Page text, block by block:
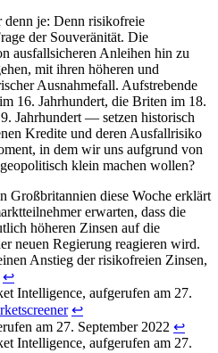
je: Denn risikofreie
der Souveränität. Die
ausfallsicheren Anleihen hin zu
mit ihren höheren und
Ausnahmefall. Aufstrebende
16. Jahrhundert, die Briten im 18.
Jahrhundert — setzen historisch
Kredite und deren Ausfallrisiko
in dem wir uns aufgrund von
klein machen wollen?
Großbritannien diese Woche erklärt
erwarten, dass die
höheren Zinsen auf die
neuen Regierung reagieren wird.
Anstieg der risikofreien Zinsen,
↩
Intelligence, aufgerufen am 27.
↩
am 27. September 2022 ↩
Intelligence, aufgerufen am 27.